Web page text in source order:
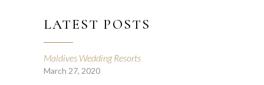
LATEST POSTS
Maldives Wedding Resorts
March 27, 2020